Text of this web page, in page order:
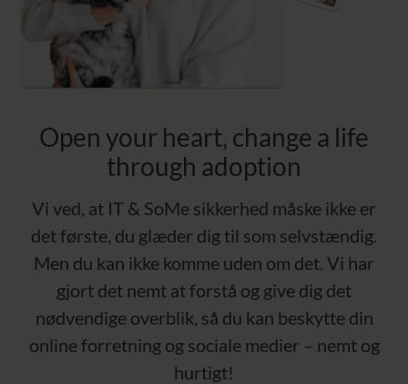
Open your heart, change a life
through adoption
Vi ved, at IT & SoMe sikkerhed måske ikke er
det første, du glæder dig til som selvstændig.
Men du kan ikke komme uden om det. Vi har
gjort det nemt at forstå og give dig det
nødvendige overblik, så du kan beskytte din
online forretning og sociale medier – nemt og
hurtigt!